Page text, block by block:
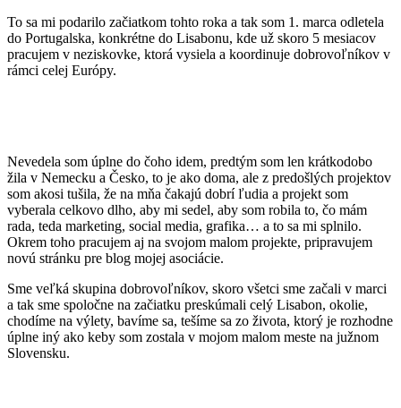
To sa mi podarilo začiatkom tohto roka a tak som 1. marca odletela
do Portugalska, konkrétne do Lisabonu, kde už skoro 5 mesiacov
pracujem v neziskovke, ktorá vysiela a koordinuje dobrovoľníkov v
rámci celej Európy.
Nevedela som úplne do čoho idem, predtým som len krátkodobo
žila v Nemecku a Česko, to je ako doma, ale z predošlých projektov
som akosi tušila, že na mňa čakajú dobrí ľudia a projekt som
vyberala celkovo dlho, aby mi sedel, aby som robila to, čo mám
rada, teda marketing, social media, grafika… a to sa mi splnilo.
Okrem toho pracujem aj na svojom malom projekte, pripravujem
novú stránku pre blog mojej asociácie.
Sme veľká skupina dobrovoľníkov, skoro všetci sme začali v marci
a tak sme spoločne na začiatku preskúmali celý Lisabon, okolie,
chodíme na výlety, bavíme sa, tešíme sa zo života, ktorý je rozhodne
úplne iný ako keby som zostala v mojom malom meste na južnom
Slovensku.